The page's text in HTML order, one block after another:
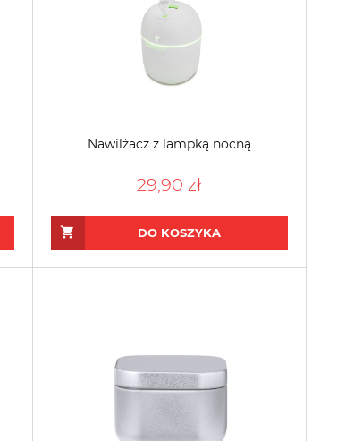
Nawilżacz z lampką nocną
29,90 zł
DO KOSZYKA